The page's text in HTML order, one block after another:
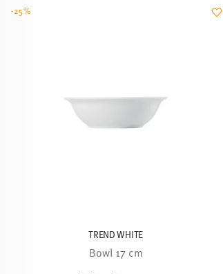
TREND WHITE
Bowl 17 cm
-25%